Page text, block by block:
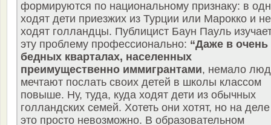
формируются по национальному признаку: в
ходят дети приезжих из Турции или Марокко и не
ходят голландцы. Публицист Баун Пауль
эту проблему профессионально: “Даже в очень
бедных кварталах, населенных
преимущественно иммигрантами, немало
мечтают послать своих детей в школы классом
повыше. Ну, туда, куда ходят дети из обычных
голландских семей. Хотеть они хотят, но на деле
это просто невозможно. В образовательном